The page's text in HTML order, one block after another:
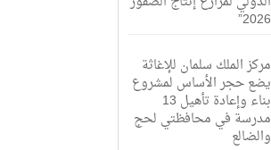
2026”
مركز الملك سلمان للإغاثة
يضع حجر الأساس لمشروع
بناء وإعادة تأهيل 13
مدرسة في محافظتي لحج
والضالع